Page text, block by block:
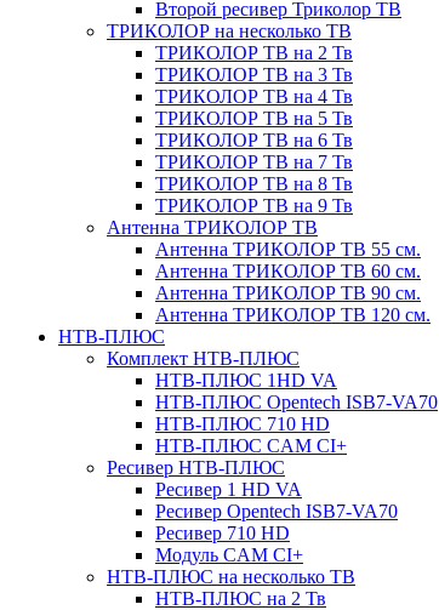
Второй ресивер Триколор ТВ
ТРИКОЛОР на несколько ТВ
ТРИКОЛОР ТВ на 2 Тв
ТРИКОЛОР ТВ на 3 Тв
ТРИКОЛОР ТВ на 4 Тв
ТРИКОЛОР ТВ на 5 Тв
ТРИКОЛОР ТВ на 6 Тв
ТРИКОЛОР ТВ на 7 Тв
ТРИКОЛОР ТВ на 8 Тв
ТРИКОЛОР ТВ на 9 Тв
Антенна ТРИКОЛОР ТВ
Антенна ТРИКОЛОР ТВ 55 см.
Антенна ТРИКОЛОР ТВ 60 см.
Антенна ТРИКОЛОР ТВ 90 см.
Антенна ТРИКОЛОР ТВ 120 см.
НТВ-ПЛЮС
Комплект НТВ-ПЛЮС
НТВ-ПЛЮС 1HD VA
НТВ-ПЛЮС Opentech ISB7-VA70
НТВ-ПЛЮС 710 HD
НТВ-ПЛЮС CAM CI+
Ресивер НТВ-ПЛЮС
Ресивер 1 HD VA
Ресивер Opentech ISB7-VA70
Ресивер 710 HD
Модуль CAM CI+
НТВ-ПЛЮС на несколько ТВ
НТВ-ПЛЮС на 2 Тв